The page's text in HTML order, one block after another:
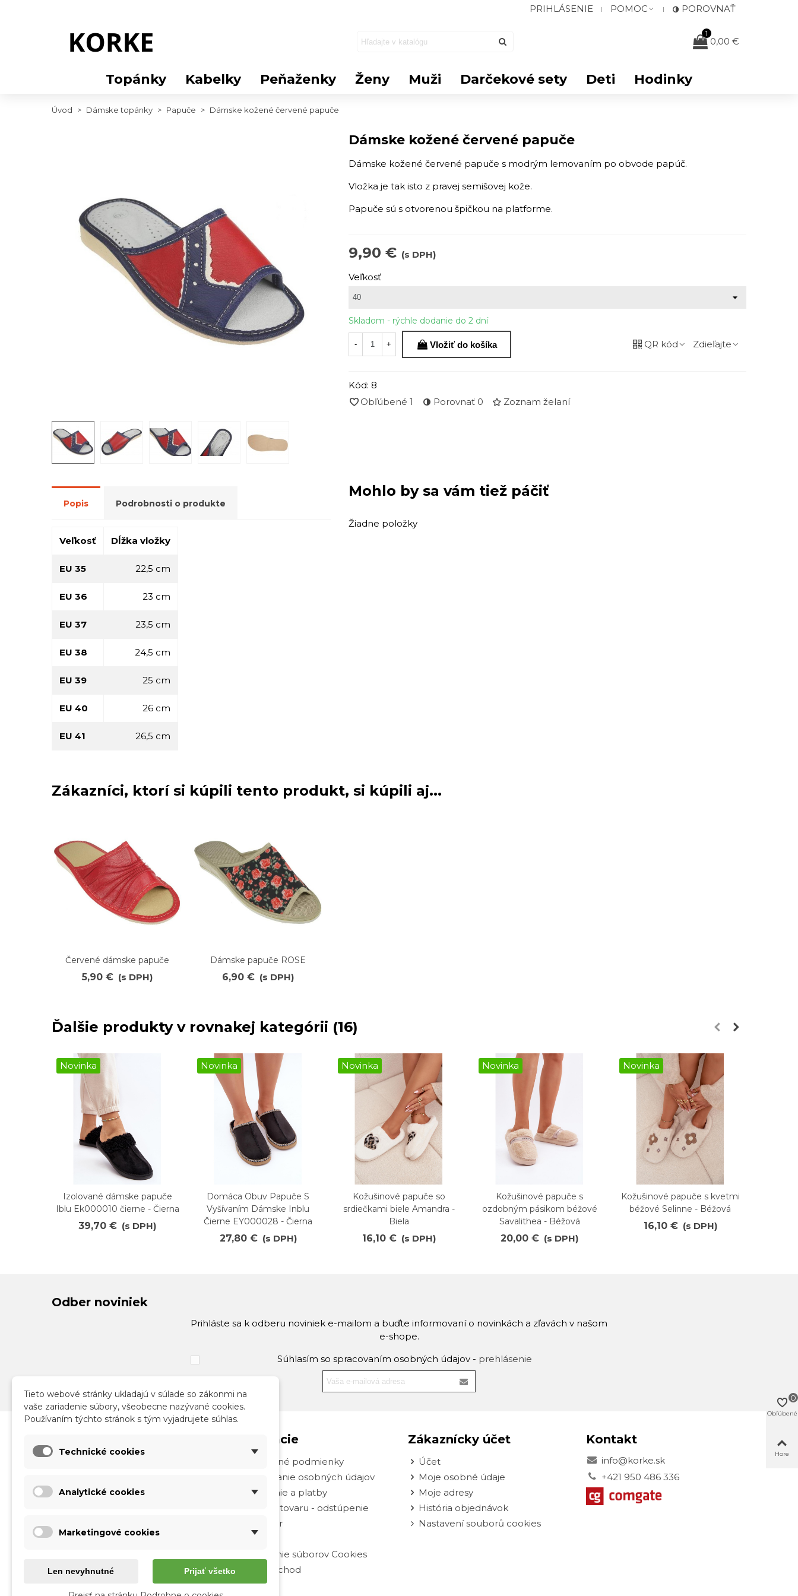
PRIHLÁSENIE POMOC POROVNAŤ
1
0,00 €
Topánky Kabelky Peňaženky Ženy Muži Darčekové sety Deti Hodinky
Úvod > Dámske topánky > Papuče > Dámske kožené červené papuče
Dámske kožené červené papuče
Dámske kožené červené papuče s modrým lemovaním po obvode papúč.
Vložka je tak isto z pravej semišovej kože.
Papuče sú s otvorenou špičkou na platforme.
9,90 € (s DPH)
Veľkosť
Skladom - rýchle dodanie do 2 dní
- + Vložiť do košíka QR kód Zdieľajte
Kód: 8
Obľúbené 1 Porovnať 0 Zoznam želaní
Popis Podrobnosti o produkte
Veľkosť Dĺžka vložky
EU 35 22,5 cm
EU 36 23 cm
EU 37 23,5 cm
EU 38 24,5 cm
EU 39 25 cm
EU 40 26 cm
EU 41 26,5 cm
Mohlo by sa vám tiež páčiť
Žiadne položky
Zákazníci, ktorí si kúpili tento produkt, si kúpili aj...
Obľúbené
Červené dámske papuče
5,90 € (s DPH)
Obľúbené
Dámske papuče ROSE
6,90 € (s DPH)
Ďalšie produkty v rovnakej kategórii (16)
Novinka
Obľúbené
Izolované dámske papuče
Iblu Ek000010 čierne - Čierna
39,70 € (s DPH)
Novinka
Obľúbené
Domáca Obuv Papuče S
Vyšívaním Dámske Inblu
Čierne EY000028 - Čierna
27,80 € (s DPH)
Novinka
Obľúbené
Kožušinové papuče so
srdiečkami biele Amandra -
Biela
16,10 € (s DPH)
Novinka
Obľúbené
Kožušinové papuče s
ozdobným pásikom béžové
Savalithea - Béžová
20,00 € (s DPH)
Novinka
Obľúbené
Kožušinové papuče s kvetmi
béžové Selinne - Béžová
16,10 € (s DPH)
Odber noviniek
Prihláste sa k odberu noviniek e-mailom a buďte informovaní o novinkách a zľavách v našom
e-shope.
Súhlasím so spracovaním osobných údajov - prehlásenie
Kontakt
Informácie
Obchodné podmienky
Spracovanie osobných údajov
Doručenie a platby
Vrátenie tovaru - odstúpenie
Formulár
O nás
Používanie súborov Cookies
Veľkoobchod
Zákaznícky účet
Účet
Moje osobné údaje
Moje adresy
História objednávok
Nastavení souborů cookies
Kontakt
info@korke.sk
+421 950 486 336
Obľúbené
0
Hore
Tieto webové stránky ukladajú v súlade so zákonmi na
vaše zariadenie súbory, všeobecne nazývané cookies.
Používaním týchto stránok s tým vyjadrujete súhlas.
Technické cookies
Analytické cookies
Marketingové cookies
Len nevyhnutné Prijať všetko